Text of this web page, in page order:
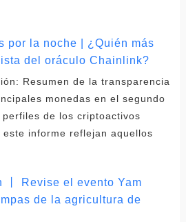
por la noche | ¿Quién más
del oráculo Chainlink?
Resumen de la transparencia
monedas en el segundo
de los criptoactivos
informe reflejan aquellos
丨 Revise el evento Yam
de la agricultura de